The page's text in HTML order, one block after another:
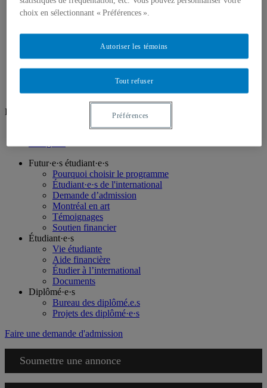
Informatique
Sculpture
Photographie
Prêt et location
Nous joindre
Réseaux sociaux
Futur·e·s étudiant·e·s
Pourquoi choisir le programme
Étudiant·e·s de l'international
Demande d’admission
Montréal en art
Témoignages
Soutien financier
Étudiant·e·s
Vie étudiante
Aide financière
Étudier à l’international
Documents
Diplômé·e·s
Bureau des diplômé.e.s
Projets des diplômé·e·s
Faire une demande d'admission
Soumettre une annonce
choix en sélectionnant « Préférences ».
Tout refuser
Autoriser les témoins
Préférences